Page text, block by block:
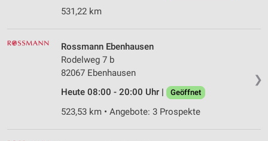
531,22 km
❯
Rossmann Ebenhausen
Rodelweg 7 b
82067 Ebenhausen
Heute 08:00 - 20:00 Uhr |
Geöffnet
523,53 km • Angebote: 3 Prospekte